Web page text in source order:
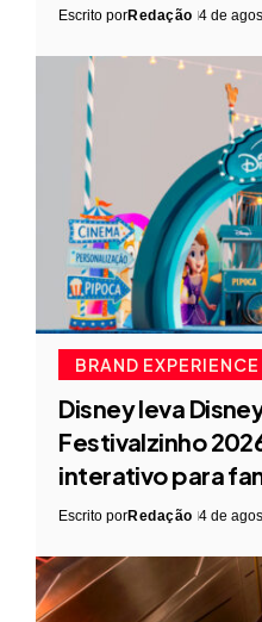
Escrito porRedação 4 de
BRAND EXPERIENCE
Disney leva
Festivalzinho
interativo para
Escrito porRedação 4 de